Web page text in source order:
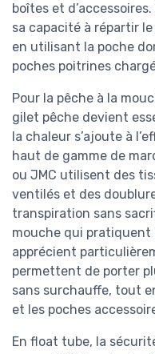
boîtes et
sa capacité à répartir le
en utilisant la poche
poches poitrines
Pour la pêche à la
gilet pêche devient
la chaleur s’ajoute à
haut de gamme de
ou JMC utilisent des
ventilés et des
transpiration sans
mouche qui pratiquent
apprécient
permettent de porter
sans surchauffe, tout
et les poches
En float tube, la